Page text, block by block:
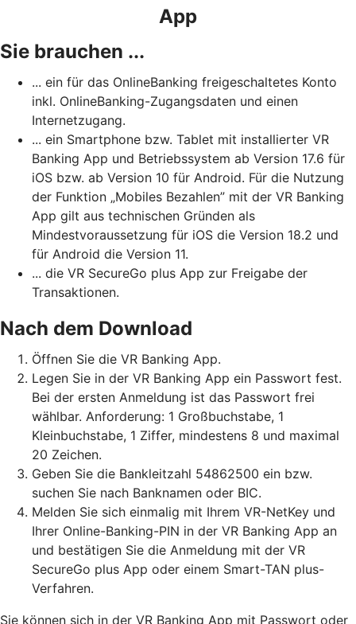
App
Sie brauchen ...
... ein für das OnlineBanking freigeschaltetes Konto
inkl. OnlineBanking-Zugangsdaten und einen
Internetzugang.
... ein Smartphone bzw. Tablet mit installierter VR
Banking App und Betriebssystem ab Version 17.6 für
iOS bzw. ab Version 10 für Android. Für die Nutzung
der Funktion „Mobiles Bezahlen” mit der VR Banking
App gilt aus technischen Gründen als
Mindestvoraussetzung für iOS die Version 18.2 und
für Android die Version 11.
... die VR SecureGo plus App zur Freigabe der
Transaktionen.
Nach dem Download
Öffnen Sie die VR Banking App.
Legen Sie in der VR Banking App ein Passwort fest.
Bei der ersten Anmeldung ist das Passwort frei
wählbar. Anforderung: 1 Großbuchstabe, 1
Kleinbuchstabe, 1 Ziffer, mindestens 8 und maximal
20 Zeichen.
Geben Sie die Bankleitzahl 54862500 ein bzw.
suchen Sie nach Banknamen oder BIC.
Melden Sie sich einmalig mit Ihrem VR-NetKey und
Ihrer Online-Banking-PIN in der VR Banking App an
und bestätigen Sie die Anmeldung mit der VR
SecureGo plus App oder einem Smart-TAN plus-
Verfahren.
Sie können sich in der VR Banking App mit Passwort oder